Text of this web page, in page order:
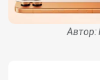
Автор: